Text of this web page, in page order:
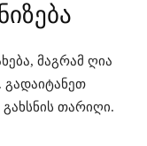
მაგრამ ღია
გადაიტანეთ
თარიღი.